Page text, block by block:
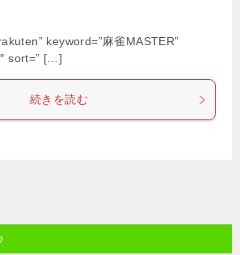
keyword=”麻雀MASTER”
sort=” […]
続きを読む